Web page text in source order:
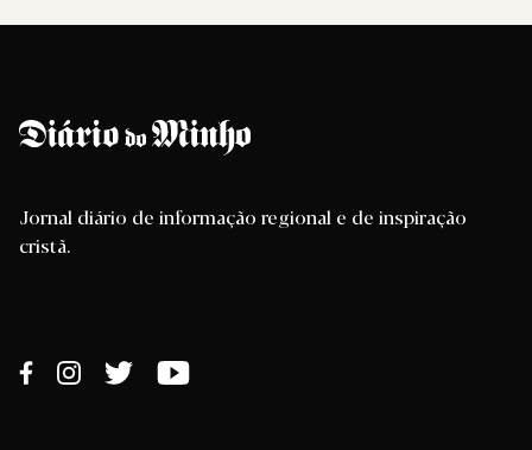
Jornal diário de informação regional e de inspiração
cristã.